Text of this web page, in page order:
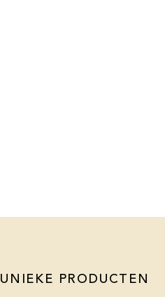
UNIEKE PRODUCTEN